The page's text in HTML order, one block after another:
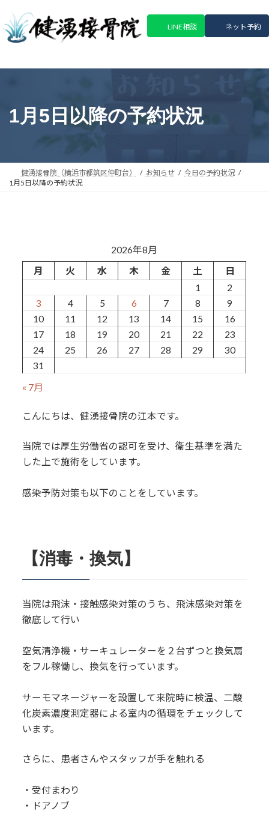
テ
ゲ
LINE相談 ネット予約
1月5日以降の予約状況
健湧接骨院（横浜市都筑区仲町台） お知らせ
今日の予約状況
1月5日以降の予約状況
2026年8月
月
火 水 木 金 土
日
1
2
3
4 5 6 7 8
9
10
11 12 13 14 15
16
17
18 19 20 21 22
23
24
25 26 27 28 29
30
31
« 7月
こんにちは、健湧接骨院の江本です。
当院では厚生労働省の認可を受け、衛生基準を満た
した上で施術をしています。
感染予防対策も以下のことをしています。
【消毒・換気】
当院は飛沫・接触感染対策のうち、飛沫感染対策を
徹底して行い
空気清浄機・サーキュレーターを２台ずつと換気扇
をフル稼働し、換気を行っています。
サーモマネージャーを設置して来院時に検温、二酸
化炭素濃度測定器による室内の循環をチェックして
います。
さらに、患者さんやスタッフが手を触れる
・受付まわり
・ドアノブ